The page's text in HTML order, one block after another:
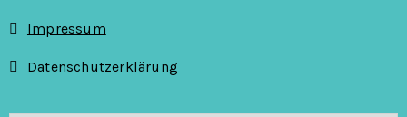
Impressum
Datenschutzerklärung